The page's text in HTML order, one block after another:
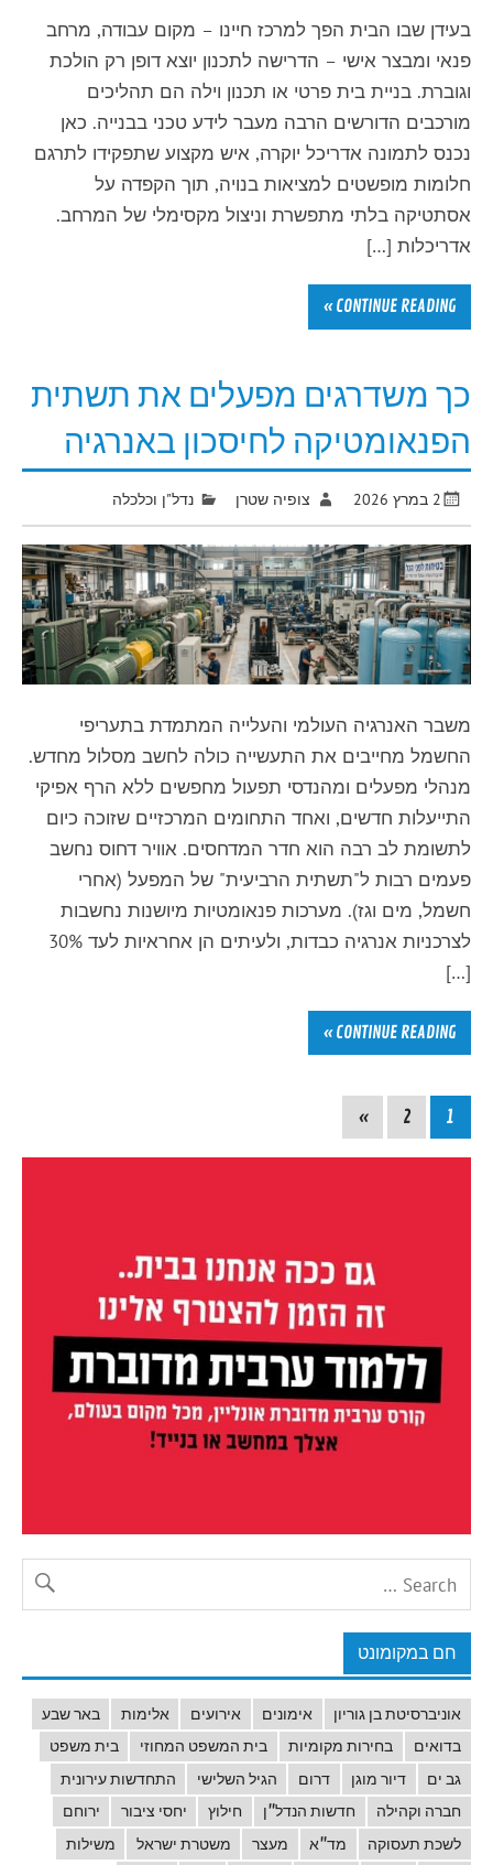
בעידן שבו הבית הפך למרכז חיינו – מקום עבודה, מרחב
פנאי ומבצר אישי – הדרישה לתכנון יוצא דופן רק הולכת
וגוברת. בניית בית פרטי או תכנון וילה הם תהליכים
מורכבים הדורשים הרבה מעבר לידע טכני בבנייה. כאן
נכנס לתמונה אדריכל יוקרה, איש מקצוע שתפקידו לתרגם
חלומות מופשטים למציאות בנויה, תוך הקפדה על
אסתטיקה בלתי מתפשרת וניצול מקסימלי של המרחב.
אדריכלות […]
CONTINUE READING »
כך משדרגים מפעלים את תשתית
הפנאומטיקה לחיסכון באנרגיה
2 במרץ 2026 צופיה שטרן נדל"ן וכלכלה
משבר האנרגיה העולמי והעלייה המתמדת בתעריפי
החשמל מחייבים את התעשייה כולה לחשב מסלול מחדש.
מנהלי מפעלים ומהנדסי תפעול מחפשים ללא הרף אפיקי
התייעלות חדשים, ואחד התחומים המרכזיים שזוכה כיום
לתשומת לב רבה הוא חדר המדחסים. אוויר דחוס נחשב
פעמים רבות ל"תשתית הרביעית" של המפעל (אחרי
חשמל, מים וגז). מערכות פנאומטיות מיושנות נחשבות
לצרכניות אנרגיה כבדות, ולעיתים הן אחראיות לעד 30%
[…]
CONTINUE READING »
1
2
»
חם במקומונט
אוניברסיטת בן גוריון אימונים אירועים אלימות
באר שבע
בדואים
בחירות מקומיות בית המשפט המחוזי
בית משפט
גב ים
דיור מוגן דרום הגיל השלישי
התחדשות עירונית
חברה וקהילה
חדשות הנדל"ן חילוץ יחסי ציבור
ירוחם
לשכת תעסוקה
מד"א מעצר משטרת ישראל
משילות